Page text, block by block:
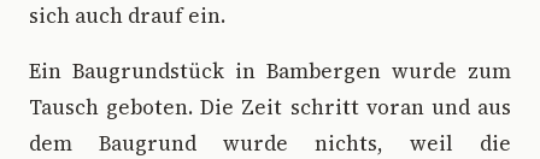
sich auch drauf ein.
Ein Baugrundstück in Bambergen wurde zum
Tausch geboten. Die Zeit schritt voran und aus
dem Baugrund wurde nichts, weil die